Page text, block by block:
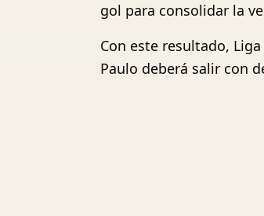
gol para consolidar la
Con este resultado,
Paulo deberá salir con